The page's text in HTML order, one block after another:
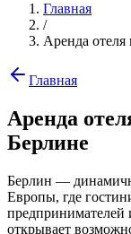
Главная
/
Аренда
Главная
Аренда
Берлине
Берлин —
Европы, где
предпринимателей
открывает